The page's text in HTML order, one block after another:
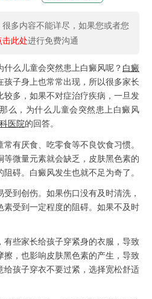
多内容不能详尽，如果您或者您
击此处进行免费沟通
什么儿童会突然患上白癜风呢？ 白癜
孩子身上也常常出现，所以很多家长
较多，如果不对症治疗疾病，一旦发
么，为什么儿童会突然患上白癜风
医院的回答。
厌食、吃零食等不良饮食习惯。
等微量元素就会缺乏，皮肤黑色素的
碍。白癜风发生也就不足为奇了。
到创伤。如果伤口没有及时清洗，
素受到一定程度的阻碍。如果不及时
些家长给孩子穿紧身的衣服，导致
擦，也影响皮肤黑色素的产生，导致
给孩子穿衣不要过紧，选择宽松舒适